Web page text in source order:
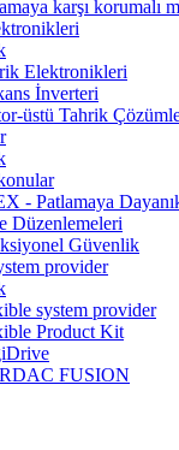
karşı korumalı
Elektronikleri
İnverteri
üstü Tahrik
- Patlamaya
Düzenlemeleri
Güvenlik
provider
system provider
Product Kit
FUSION